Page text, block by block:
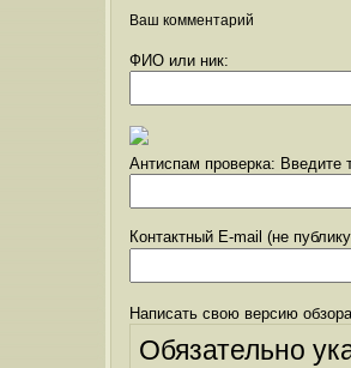
Ваш комментарий
ФИО или ник:
Антиспам проверка: Введите
Контактный E-mail (не
Написать свою версию
Обязательно